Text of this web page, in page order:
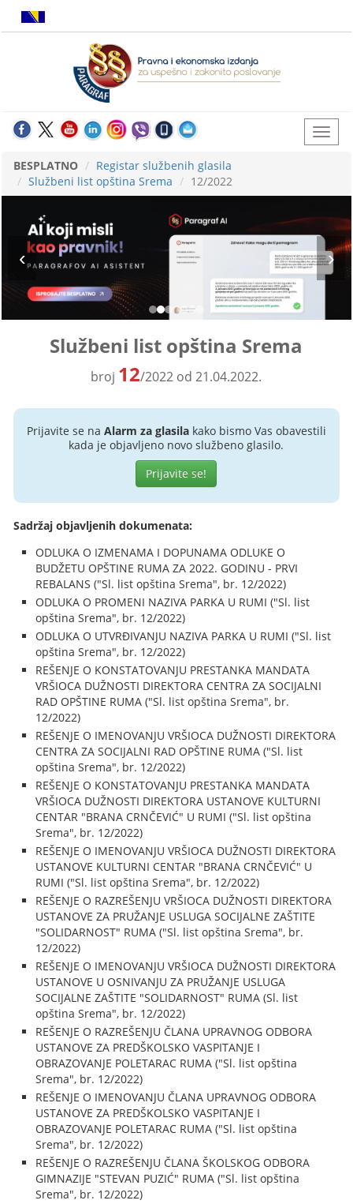
BESPLATNO
Registar službenih glasila
Službeni list opština Srema
12/2022
Službeni list opština Srema
broj 12/2022 od 21.04.2022.
Prijavite se na Alarm za glasilakako bismo Vas obavestili
kada je objavljeno novo službeno glasilo.
Prijavite se!
Sadržaj objavljenih dokumenata:
ODLUKA O IZMENAMA I DOPUNAMA ODLUKE O
BUDŽETU OPŠTINE RUMA ZA 2022. GODINU - PRVI
REBALANS ("Sl. list opština Srema", br. 12/2022)
ODLUKA O PROMENI NAZIVA PARKA U RUMI ("Sl. list
opština Srema", br. 12/2022)
ODLUKA O UTVRĐIVANJU NAZIVA PARKA U RUMI ("Sl. list
opština Srema", br. 12/2022)
REŠENJE O KONSTATOVANJU PRESTANKA MANDATA
VRŠIOCA DUŽNOSTI DIREKTORA CENTRA ZA SOCIJALNI
RAD OPŠTINE RUMA ("Sl. list opština Srema", br.
12/2022)
REŠENJE O IMENOVANJU VRŠIOCA DUŽNOSTI DIREKTORA
CENTRA ZA SOCIJALNI RAD OPŠTINE RUMA ("Sl. list
opština Srema", br. 12/2022)
REŠENJE O KONSTATOVANJU PRESTANKA MANDATA
VRŠIOCA DUŽNOSTI DIREKTORA USTANOVE KULTURNI
CENTAR "BRANA CRNČEVIĆ" U RUMI ("Sl. list opština
Srema", br. 12/2022)
REŠENJE O IMENOVANJU VRŠIOCA DUŽNOSTI DIREKTORA
USTANOVE KULTURNI CENTAR "BRANA CRNČEVIĆ" U
RUMI ("Sl. list opština Srema", br. 12/2022)
REŠENJE O RAZREŠENJU VRŠIOCA DUŽNOSTI DIREKTORA
USTANOVE ZA PRUŽANJE USLUGA SOCIJALNE ZAŠTITE
"SOLIDARNOST" RUMA ("Sl. list opština Srema", br.
12/2022)
REŠENJE O IMENOVANJU VRŠIOCA DUŽNOSTI DIREKTORA
USTANOVE U OSNIVANJU ZA PRUŽANJE USLUGA
SOCIJALNE ZAŠTITE "SOLIDARNOST" RUMA (Sl. list
opština Srema", br. 12/2022)
REŠENJE O RAZREŠENJU ČLANA UPRAVNOG ODBORA
USTANOVE ZA PREDŠKOLSKO VASPITANJE I
OBRAZOVANJE POLETARAC RUMA ("Sl. list opština
Srema", br. 12/2022)
REŠENJE O IMENOVANJU ČLANA UPRAVNOG ODBORA
USTANOVE ZA PREDŠKOLSKO VASPITANJE I
OBRAZOVANJE POLETARAC RUMA ("Sl. list opština
Srema", br. 12/2022)
REŠENJE O RAZREŠENJU ČLANA ŠKOLSKOG ODBORA
GIMNAZIJE "STEVAN PUZIĆ" RUMA ("Sl. list opština
Srema", br. 12/2022)